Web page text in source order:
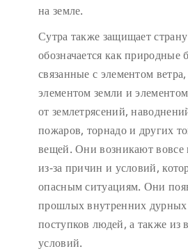
на земле.
Сутра также защищает
обозначается как природные
связанные с элементом
элементом земли и
от землетрясений,
пожаров, торнадо и других
вещей. Они возникают вовсе
из-за причин и условий,
опасным ситуациям. Они
прошлых внутренних
поступков людей, а также из
условий.